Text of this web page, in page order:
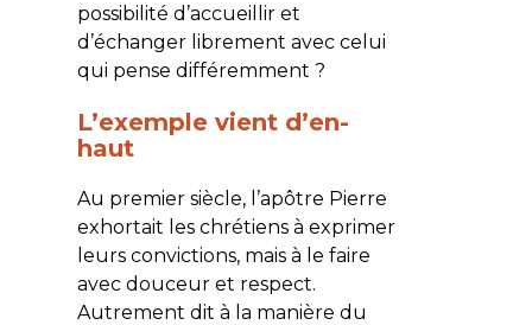
possibilité d’accueillir et
d’échanger librement avec celui
qui pense différemment ?
L’exemple vient d’en-
haut
Au premier siècle, l’apôtre Pierre
exhortait les chrétiens à exprimer
leurs convictions, mais à le faire
avec douceur et respect.
Autrement dit à la manière du